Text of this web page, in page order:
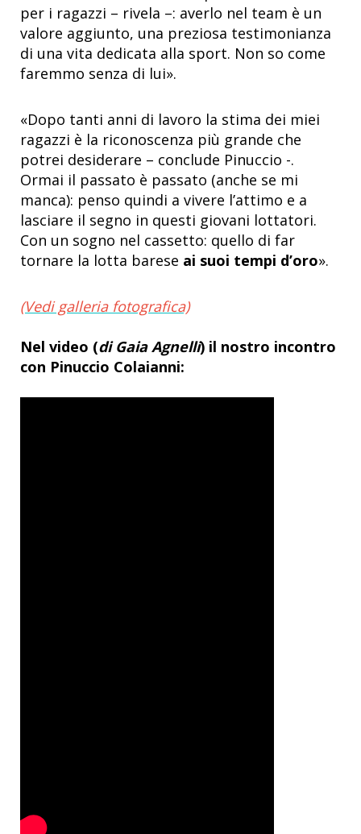
per i ragazzi – rivela –: averlo nel team è un
valore aggiunto, una preziosa testimonianza
di una vita dedicata alla sport. Non so come
faremmo senza di lui».
«Dopo tanti anni di lavoro la stima dei miei
ragazzi è la riconoscenza più grande che
potrei desiderare – conclude Pinuccio -.
Ormai il passato è passato (anche se mi
manca): penso quindi a vivere l’attimo e a
lasciare il segno in questi giovani lottatori.
Con un sogno nel cassetto: quello di far
tornare la lotta barese ai suoi tempi d’oro».
(Vedi galleria fotografica)
Nel video (di Gaia Agnelli) il nostro incontro
con Pinuccio Colaianni: